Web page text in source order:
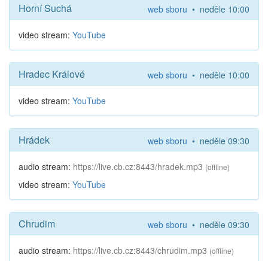
web sboru • neděle 10:00
Horní Suchá
video stream: YouTube
web sboru • neděle 10:00
Hradec Králové
video stream: YouTube
web sboru • neděle 09:30
Hrádek
audio stream: https://live.cb.cz:8443/hradek.mp3 (offline)
video stream: YouTube
web sboru • neděle 09:30
Chrudim
audio stream: https://live.cb.cz:8443/chrudim.mp3 (offline)